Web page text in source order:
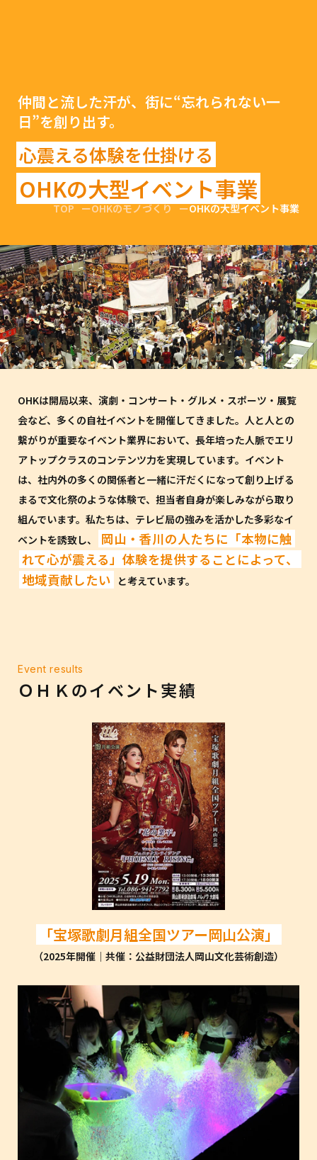
仲間と流した汗が、街に“忘れられない一
日”を創り出す。
心震える体験を仕掛ける
OHKの大型イベント事業
TOP OHKのモノづくり OHKの大型イベント事業
OHKは開局以来、演劇・コンサート・グルメ・スポーツ・展覧
会など、多くの自社イベントを開催してきました。人と人との
繋がりが重要なイベント業界において、長年培った人脈でエリ
アトップクラスのコンテンツ力を実現しています。イベント
は、社内外の多くの関係者と一緒に汗だくになって創り上げる
まるで文化祭のような体験で、担当者自身が楽しみながら取り
組んでいます。私たちは、テレビ局の強みを活かした多彩なイ
ベントを誘致し、
岡山・香川の人たちに「本物に触
れて心が震える」体験を提供することによって、
地域貢献したい と考えています。
Event results
ＯＨＫのイベント実績
「宝塚歌劇月組全国ツアー岡山公演」
（2025年開催│共催：公益財団法人岡山文化芸術創造）